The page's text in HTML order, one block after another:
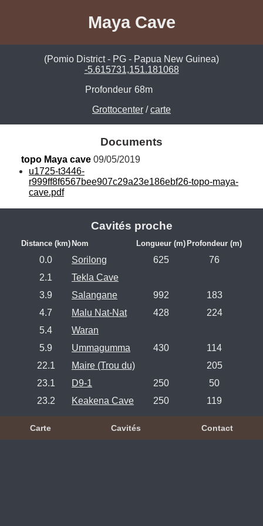
Maya Cave
(Pomio District - PG - Papua New Guinea)
-5.615731,151.181068
Profondeur 68m
Grottocenter /carte
Documents
topo Maya cave 09/05/2019
u1725-t3446-
r999ff8f6567bee907c29a23e186ebf26-topo-maya-
cave.pdf
Cavités proche
Distance (km) Nom Longueur (m) Profondeur (m)
0.0 Sorilong 625
76
2.1
Tekla Cave
3.9
Salangane 992
183
4.7
Malu Nat-Nat 428
224
5.4
Waran
5.9
Ummagumma 430
114
22.1
Maire (Trou du)
205
23.1
D9-1 250
50
23.2
Keakena Cave 250 119
Carte Cavités Contact